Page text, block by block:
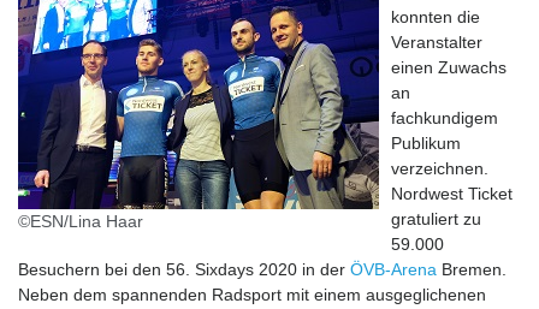
©ESN/Lina Haar
konnten die
Veranstalter
einen Zuwachs
an
fachkundigem
Publikum
verzeichnen.
Nordwest Ticket
gratuliert zu
59.000
Besuchern bei den 56. Sixdays 2020 in der ÖVB-Arena Bremen.
Neben dem spannenden Radsport mit einem ausgeglichenen